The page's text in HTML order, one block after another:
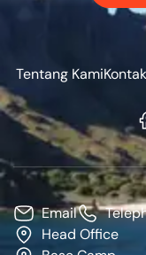
Tentang KamiKontak
Email
Head Office